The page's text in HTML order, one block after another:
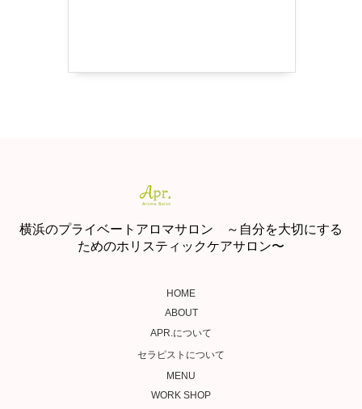
横浜のプライベートアロマサロン ～自分を大切にする
ためのホリスティックケアサロン〜
HOME
ABOUT
APR.について
セラピストについて
MENU
WORK SHOP